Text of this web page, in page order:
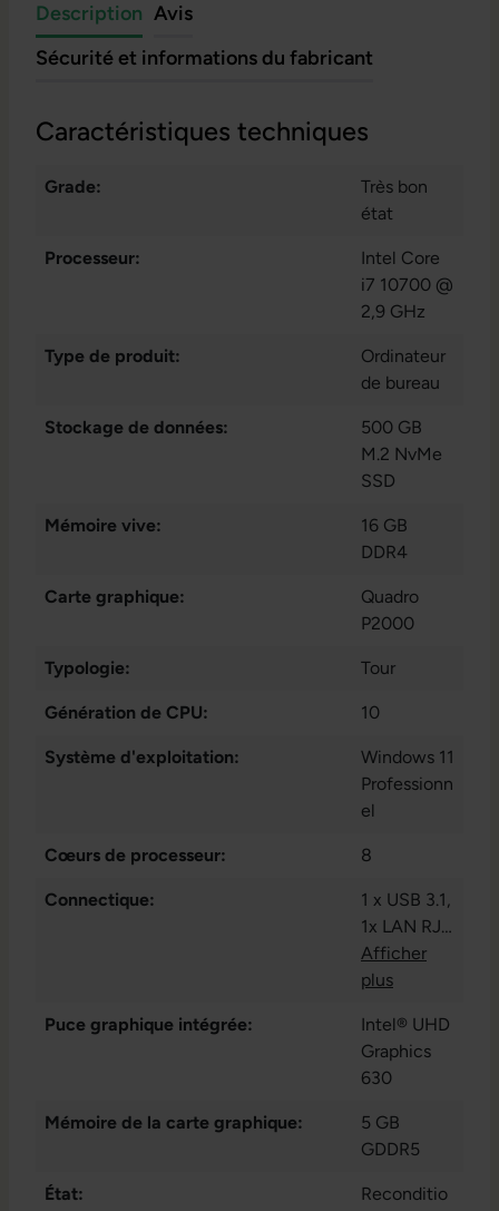
Description Avis
Sécurité et informations du fabricant
Caractéristiques techniques
Grade:
Très bon
état
Processeur:
Intel Core
i7 10700 @
2,9 GHz
Type de produit:
Ordinateur
de bureau
Stockage de données:
500 GB
M.2 NvMe
SSD
Mémoire vive:
16 GB
DDR4
Carte graphique:
Quadro
P2000
Typologie: Tour
Génération de CPU: 10
Système d'exploitation:
Windows 11
Professionn
el
Cœurs de processeur: 8
Connectique: 1 x USB 3.1,
1x LAN RJ-
45, 1x USB
3.2 Gen 1
audio /
microphon
e - combo
3.5 mm
sortie audio
2x
Afficher
plus
Puce graphique intégrée:
Intel® UHD
Graphics
630
Mémoire de la carte graphique:
5 GB
GDDR5
État:
Reconditio